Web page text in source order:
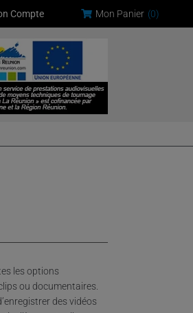
Compte Mon Panier (0)
les options
ou documentaires.
des vidéos